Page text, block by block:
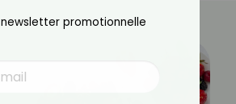
promotionnelle